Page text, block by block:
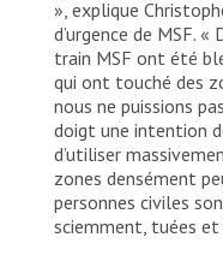
», explique
d’urgence de MSF.
train MSF ont été
qui ont touché des
nous ne puissions
doigt une intention
d’utiliser
zones densément
personnes civiles
sciemment, tuées et